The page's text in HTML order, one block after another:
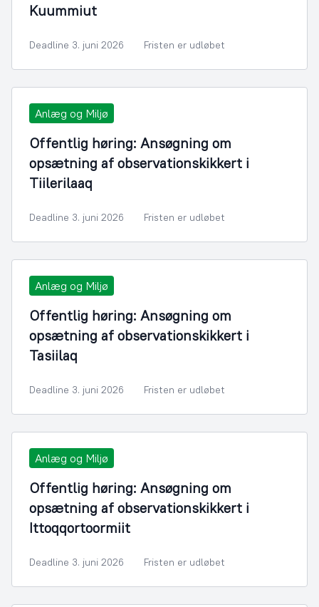
Kuummiut
Deadline 3. juni 2026 Fristen er udløbet
Anlæg og Miljø
Offentlig høring: Ansøgning om
opsætning af observationskikkert i
Tiilerilaaq
Deadline 3. juni 2026 Fristen er udløbet
Anlæg og Miljø
Offentlig høring: Ansøgning om
opsætning af observationskikkert i
Tasiilaq
Deadline 3. juni 2026 Fristen er udløbet
Anlæg og Miljø
Offentlig høring: Ansøgning om
opsætning af observationskikkert i
Ittoqqortoormiit
Deadline 3. juni 2026 Fristen er udløbet